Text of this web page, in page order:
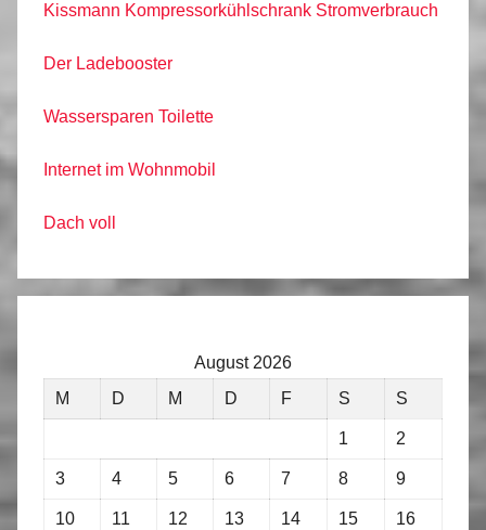
Kissmann Kompressorkühlschrank Stromverbrauch
Der Ladebooster
Wassersparen Toilette
Internet im Wohnmobil
Dach voll
August 2026
M
D M D F S S
1 2
3 4 5 6 7 8 9
10 11 12 13 14 15 16